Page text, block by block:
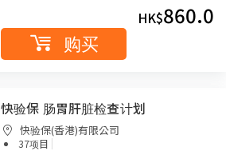
HK$860.0
购买
快验保 肠胃肝脏检查计划
快验保(香港)有限公司
37项目 |